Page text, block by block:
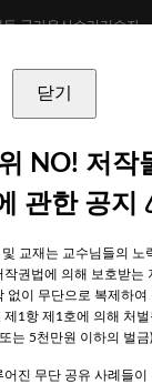
듀 국가유산수리기술자
수리기술자
닫기
NO! 저작
관한 공
교재는 교수님들의 노
권법에 의해 보호받는
없이 무단으로 복제하여
1항 제1호에 의해 처벌
는 5천만원 이하의 벌금)
어진 무단 공유 사례들이